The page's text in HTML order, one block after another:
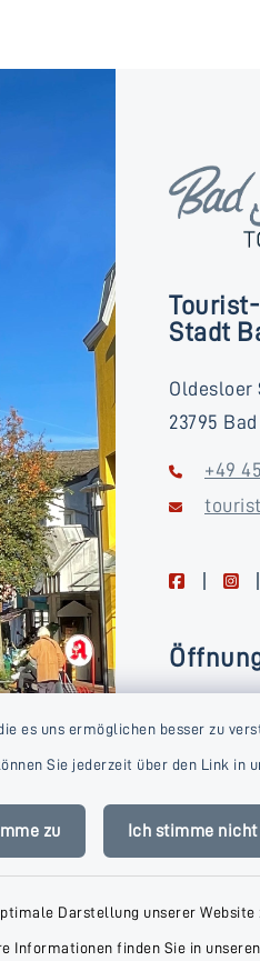
es uns ermöglichen besser zu
Sie jederzeit über den Link in
zu Ich stimme nicht
Darstellung unserer
Informationen finden Sie in unseren
Stadt
Oldesloer
23795
+49
facebook
Freitag
09:00-16:00
Mittwoch
09:00-14:00